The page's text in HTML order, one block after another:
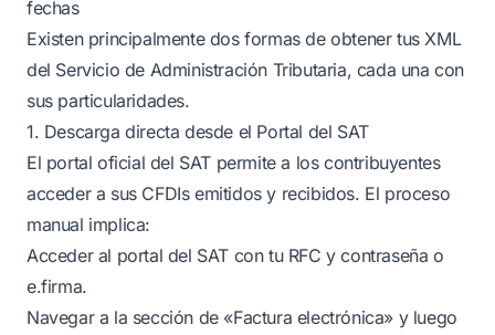
fechas
Existen principalmente dos formas de obtener tus XML
del Servicio de Administración Tributaria, cada una con
sus particularidades.
1. Descarga directa desde el Portal del SAT
El portal oficial del SAT permite a los contribuyentes
acceder a sus CFDIs emitidos y recibidos. El proceso
manual implica:
Acceder al portal del SAT con tu RFC y contraseña o
e.firma.
Navegar a la sección de «Factura electrónica» y luego